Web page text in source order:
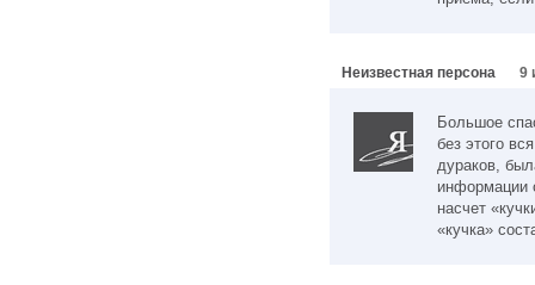
Неизвестная персона 9
Большое
без этого
дураков,
информации
насчет
«кучка»